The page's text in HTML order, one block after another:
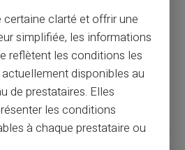
interbancaires :
quelle est la différence ?
Article suivant
certaine clarté et offrir une
simplifiée, les informations
reflètent les conditions les
disponibles au
de prestataires. Elles
les conditions
à chaque prestataire ou